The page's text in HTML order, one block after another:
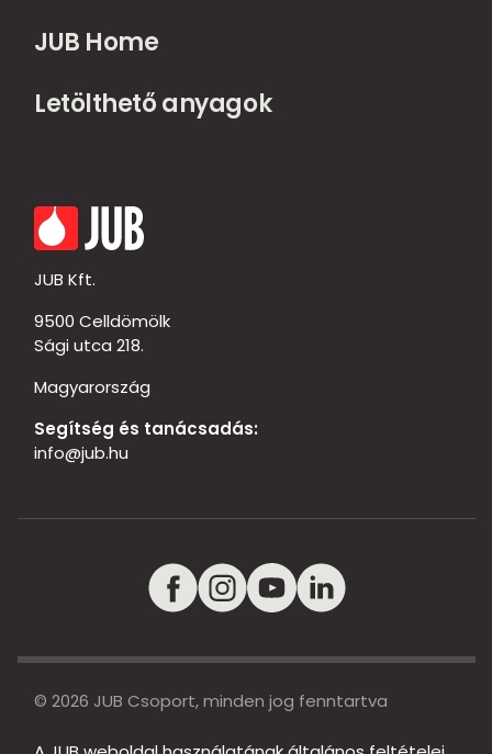
JUB Home
Letölthető anyagok
JUB Kft.
9500 Celldömölk
Sági utca 218.
Magyarország
Segítség és tanácsadás:
info@jub.hu
© 2026 JUB Csoport, minden jog fenntartva